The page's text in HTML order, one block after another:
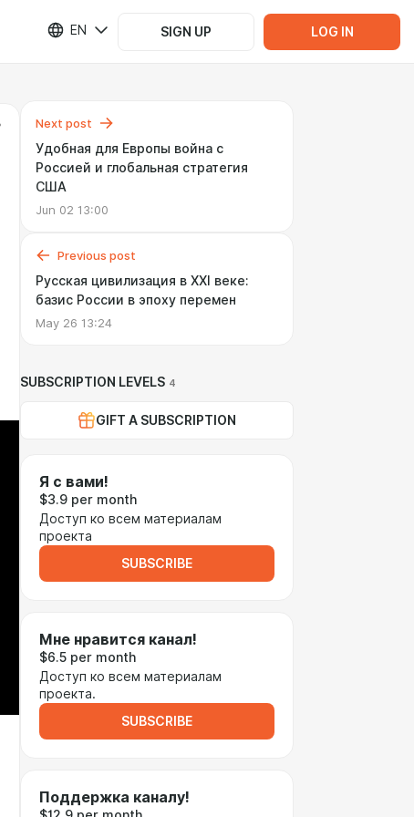
EN SIGN UP LOG IN
Next post
Удобная для Европы война с
Россией и глобальная стратегия
США
Jun 02 13:00
Previous post
Русская цивилизация в XXI веке:
базис России в эпоху перемен
May 26 13:24
SUBSCRIPTION LEVELS 4
GIFT A SUBSCRIPTION
Я с вами!
$3.9 per month
Доступ ко всем материалам
проекта
SUBSCRIBE
Мне нравится канал!
$6.5 per month
Доступ ко всем материалам
проекта.
SUBSCRIBE
Поддержка каналу!